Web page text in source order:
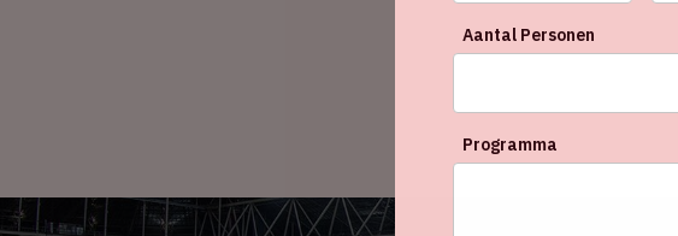
Aantal Personen
Programma